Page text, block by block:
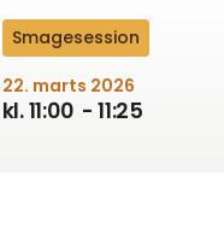
Smagesession
22. marts 2026
kl. 11:00 - 11:25